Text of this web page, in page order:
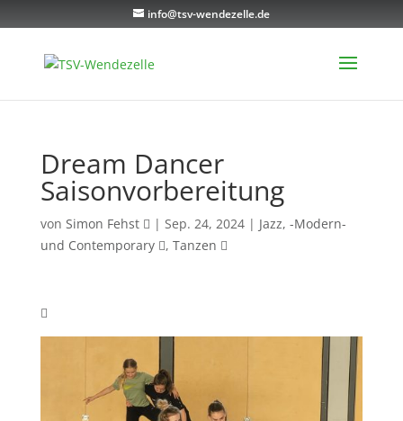
info@tsv-wendezelle.de
Dream Dancer
Saisonvorbereitung
von Simon Fehst | Sep. 24, 2024| Jazz, -Modern-
und Contemporary
, Tanzen